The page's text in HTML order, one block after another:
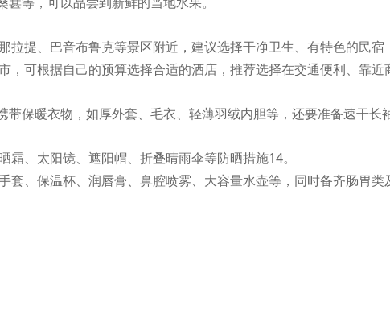
拉提、巴音布鲁克等景区附近，建议选择干净卫生、有特色的民宿
，可根据自己的预算选择合适的酒店，推荐选择在交通便利、靠近
带保暖衣物，如厚外套、毛衣、轻薄羽绒内胆等，还要准备速干
霜、太阳镜、遮阳帽、折叠晴雨伞等防晒措施14。
套、保温杯、润唇膏、鼻腔喷雾、大容量水壶等，同时备齐肠胃类